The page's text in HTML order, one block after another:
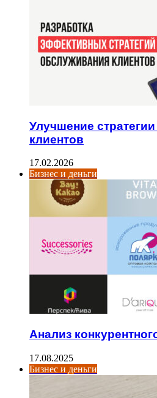
Улучшение
клиентов
17.02.2026
Бизнес и деньги
Анализ
17.08.2025
Бизнес и деньги